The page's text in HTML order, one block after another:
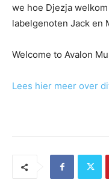
we hoe Djezja
labelgenoten Jack en
Welcome to Avalon
Lees hier meer over